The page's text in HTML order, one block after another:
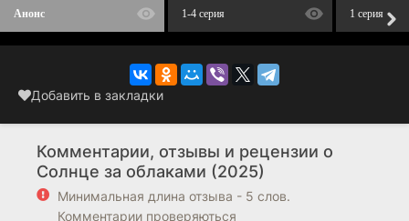
Анонс 1-4 серия 1 серия
Добавить в закладки
Комментарии, отзывы и рецензии о
Солнце за облаками (2025)
Минимальная длина отзыва - 5 слов.
Комментарии проверяються